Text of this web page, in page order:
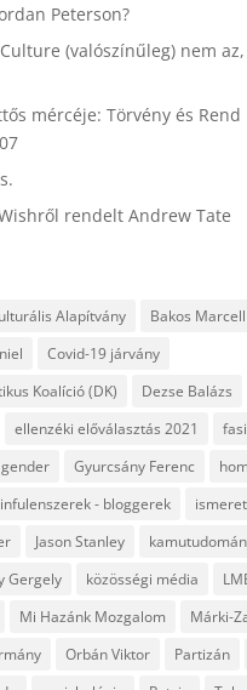
Peterson?
(valószínűleg) nem
mércéje: Törvény és Rend
rendelt Andrew Tate
Alapítvány
Bakos Marcell
Covid-19 járvány
Koalíció (DK)
Dezse Balázs
ellenzéki előválasztás 2021
gender Gyurcsány Ferenc
infulenszerek - bloggerek
Jason Stanley
Gergely
közösségi média
Mi Hazánk Mozgalom
Márki-
Orbán Viktor Partizán